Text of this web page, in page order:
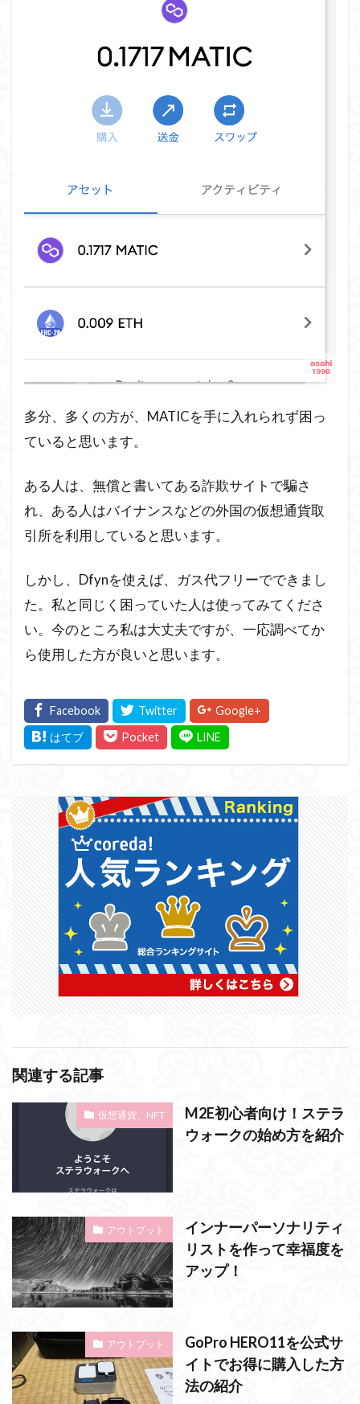
多分、多くの方が、MATICを手に入れられず困っ
ていると思います。
ある人は、無償と書いてある詐欺サイトで騙さ
れ、ある人はバイナンスなどの外国の仮想通貨取
引所を利用していると思います。
しかし、Dfynを使えば、ガス代フリーでできまし
た。私と同じく困っていた人は使ってみてくださ
い。今のところ私は大丈夫ですが、一応調べてか
ら使用した方が良いと思います。
関連する記事
仮想通貨、NFT
M2E初心者向け！ステラ
ウォークの始め方を紹介
アウトプット
インナーパーソナリティ
リストを作って幸福度を
アップ！
アウトプット
GoPro HERO11を公式サ
イトでお得に購入した方
法の紹介